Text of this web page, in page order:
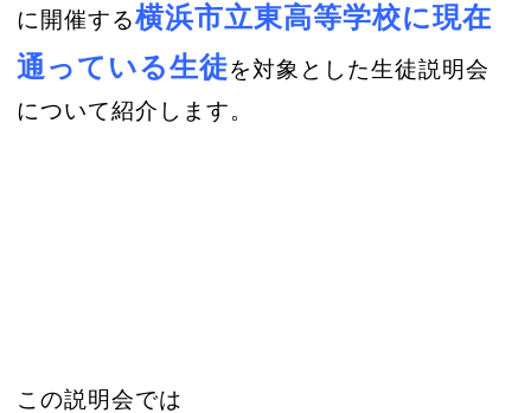
に開催する横浜市立東高等学校に現在
通っている生徒を対象とした生徒説明会
について紹介します。
この説明会では